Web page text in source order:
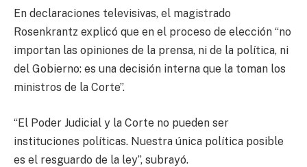
En declaraciones televisivas, el magistrado
Rosenkrantz explicó que en el proceso de elección “no
importan las opiniones de la prensa, ni de la política, ni
del Gobierno: es una decisión interna que la toman los
ministros de la Corte”.
“El Poder Judicial y la Corte no pueden ser
instituciones políticas. Nuestra única política posible
es el resguardo de la ley”, subrayó.